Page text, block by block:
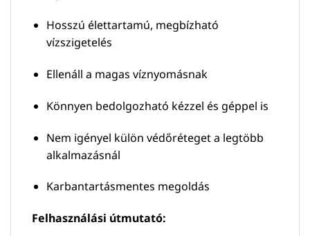
Hosszú élettartamú, megbízható
vízszigetelés
Ellenáll a magas víznyomásnak
Könnyen bedolgozható kézzel és géppel is
Nem igényel külön védőréteget a legtöbb
alkalmazásnál
Karbantartásmentes megoldás
Felhasználási útmutató: